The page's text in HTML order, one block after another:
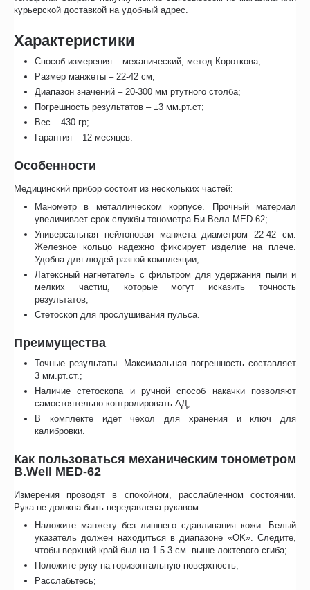
курьерской доставкой на удобный адрес.
Характеристики
Способ измерения – механический, метод Короткова;
Размер манжеты – 22-42 см;
Диапазон значений – 20-300 мм ртутного столба;
Погрешность результатов – ±3 мм.рт.ст;
Вес – 430 гр;
Гарантия – 12 месяцев.
Особенности
Медицинский прибор состоит из нескольких частей:
Манометр в металлическом корпусе. Прочный материал
увеличивает срок службы тонометра Би Велл MED-62;
Универсальная нейлоновая манжета диаметром 22-42 см.
Железное кольцо надежно фиксирует изделие на плече.
Удобна для людей разной комплекции;
Латексный нагнетатель с фильтром для удержания пыли и
мелких частиц, которые могут исказить точность
результатов;
Стетоскоп для прослушивания пульса.
Преимущества
Точные результаты. Максимальная погрешность составляет
3 мм.рт.ст.;
Наличие стетоскопа и ручной способ накачки позволяют
самостоятельно контролировать АД;
В комплекте идет чехол для хранения и ключ для
калибровки.
Как пользоваться механическим тонометром
B.Well MED-62
Измерения проводят в спокойном, расслабленном состоянии.
Рука не должна быть передавлена рукавом.
Наложите манжету без лишнего сдавливания кожи. Белый
указатель должен находиться в диапазоне «OK». Следите,
чтобы верхний край был на 1.5-3 см. выше локтевого сгиба;
Положите руку на горизонтальную поверхность;
Расслабьтесь;